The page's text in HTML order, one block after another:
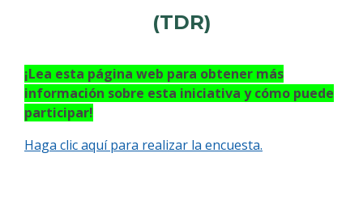
(TDR)
¡Lea esta página web para obtener más
información sobre esta iniciativa y cómo puede
participar!
Haga clic aquí para realizar la encuesta.